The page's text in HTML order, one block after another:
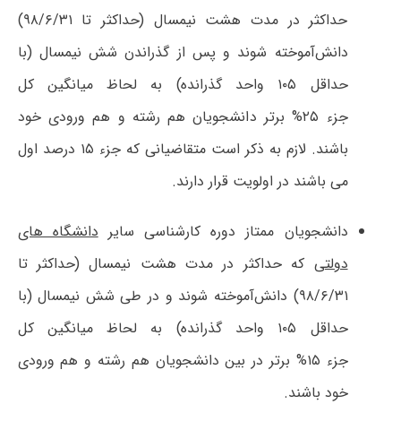
حداکثر در مدت هشت نیمسال (حداکثر تا ۹۸/۶/۳۱)
دانش‌آموخته شوند و پس از گذراندن شش نیمسال (با
حداقل ۱۰۵ واحد گذرانده) به لحاظ میانگین کل
جزء ۲۵% برتر دانشجویان هم رشته و هم ورودی خود
باشند. لازم به ذکر است متقاضیانی که جزء ۱۵ درصد اول
می باشند در اولویت قرار دارند.
دانشجویان ممتاز دوره کارشناسی سایردانشگاه های
دولتی که حداکثر در مدت هشت نیمسال (حداکثر تا
۹۸/۶/۳۱) دانش‌آموخته شوند و در طی شش نیمسال (با
حداقل ۱۰۵ واحد گذرانده) به لحاظ میانگین کل
جزء ۱۵% برتر در بین دانشجویان هم رشته و هم ورودی
خود باشند.